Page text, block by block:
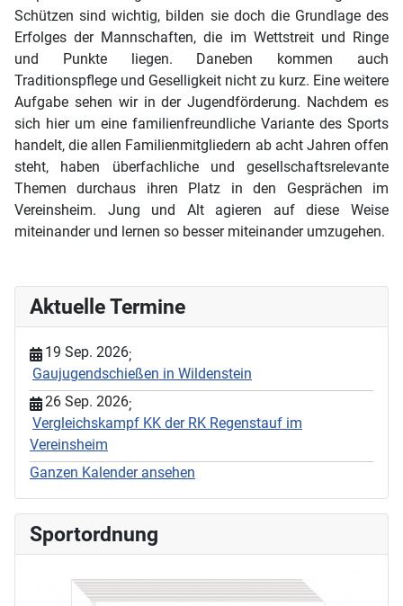
Schützen sind wichtig, bilden sie doch die Grundlage des
Erfolges der Mannschaften, die im Wettstreit und Ringe
und Punkte liegen. Daneben kommen auch
Traditionspflege und Geselligkeit nicht zu kurz. Eine weitere
Aufgabe sehen wir in der Jugendförderung. Nachdem es
sich hier um eine familienfreundliche Variante des Sports
handelt, die allen Familienmitgliedern ab acht Jahren offen
steht, haben überfachliche und gesellschaftsrelevante
Themen durchaus ihren Platz in den Gesprächen im
Vereinsheim. Jung und Alt agieren auf diese Weise
miteinander und lernen so besser miteinander umzugehen.
Aktuelle Termine
19 Sep. 2026;
Gaujugendschießen in Wildenstein
26 Sep. 2026;
Vergleichskampf KK der RK Regenstauf im
Vereinsheim
Ganzen Kalender ansehen
Sportordnung